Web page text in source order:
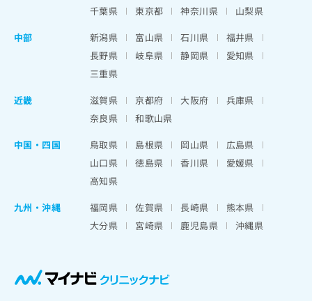
千葉県
東京都 神奈川県
山梨県
中部
新潟県 富山県 石川県
福井県
長野県
岐阜県 静岡県
愛知県
三重県
近畿
滋賀県 京都府 大阪府
兵庫県
奈良県
和歌山県
中国・四国
鳥取県 島根県 岡山県
広島県
山口県
徳島県 香川県
愛媛県
高知県
九州・沖縄
福岡県 佐賀県 長崎県
熊本県
大分県
宮崎県 鹿児島県 沖縄県